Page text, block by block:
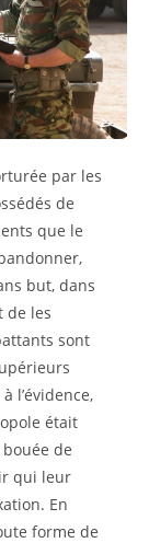
par les
de
que le
but, dans
de les
sont
l’évidence,
était
de
qui leur
En
forme de